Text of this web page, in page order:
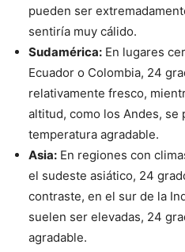
pueden ser
sentiría muy cálido.
Sudamérica: En lugares
Ecuador o Colombia, 24
relativamente fresco,
altitud, como los Andes, se
temperatura agradable.
Asia: En regiones con
el sudeste asiático, 24
contraste, en el sur de la
suelen ser elevadas, 24
agradable.